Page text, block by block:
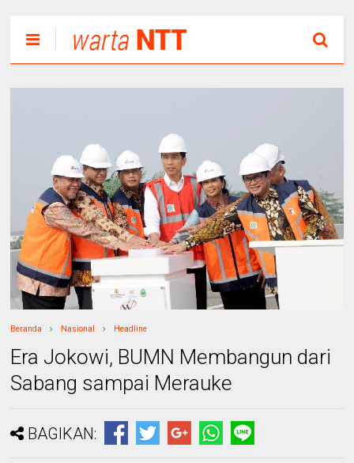
Beranda Nasional Headline
Era Jokowi, BUMN Membangun dari
Sabang sampai Merauke
BAGIKAN: